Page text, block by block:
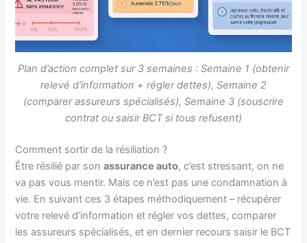
Plan d’action complet sur 3 semaines : Semaine 1 (obtenir
relevé d’information + régler dettes), Semaine 2
(comparer assureurs spécialisés), Semaine 3 (souscrire
contrat ou saisir BCT si tous refusent)
Comment sortir de la résiliation ?
Être résilié par sonassurance auto, c’est stressant, on ne
va pas vous mentir. Mais ce n’est pas une condamnation à
vie. En suivant ces 3 étapes méthodiquement – récupérer
votre relevé d’information et régler vos dettes, comparer
les assureurs spécialisés, et en dernier recours saisir le BCT